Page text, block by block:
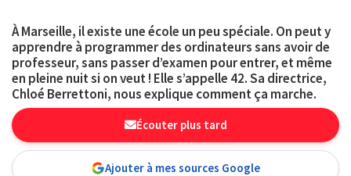
À Marseille, il existe une école un peu spéciale. On peut y
apprendre à programmer des ordinateurs sans avoir de
professeur, sans passer d’examen pour entrer, et même
en pleine nuit si on veut ! Elle s’appelle 42. Sa directrice,
Chloé Berrettoni, nous explique comment ça marche.
Écouter plus tard
Ajouter à mes sources Google